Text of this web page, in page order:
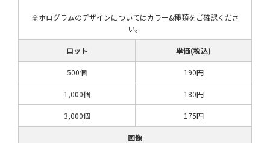
※ホログラムのデザインについてはカラー&種類をご確認くださ
い。
ロット 単価(税込)
500個 190円
1,000個 180円
3,000個 175円
画像